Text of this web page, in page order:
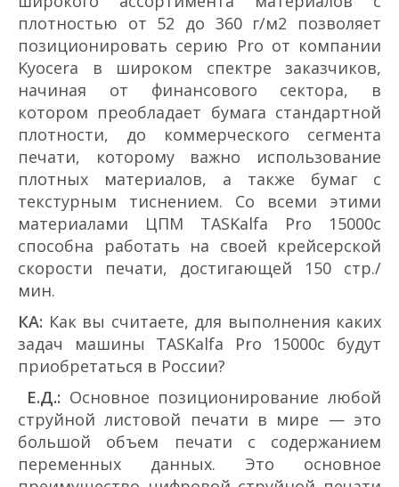
плотностью от 52 до 360 г/м2 позволяет
позиционировать серию Pro от компании
Kyocera в широком спектре заказчиков,
начиная от финансового сектора, в
котором преобладает бумага стандартной
плотности, до коммерческого сегмента
печати, которому важно использование
плотных материалов, а также бумаг с
текстурным тиснением. Со всеми этими
материалами ЦПМ TASKalfa Pro 15000c
способна работать на своей крейсерской
скорости печати, достигающей 150 стр./
мин.
КА: Как вы считаете, для выполнения каких
задач машины TASKalfa Pro 15000c будут
приобретаться в России?
Е.Д.: Основное позиционирование любой
струйной листовой печати в мире — это
большой объем печати с содержанием
переменных данных. Это основное